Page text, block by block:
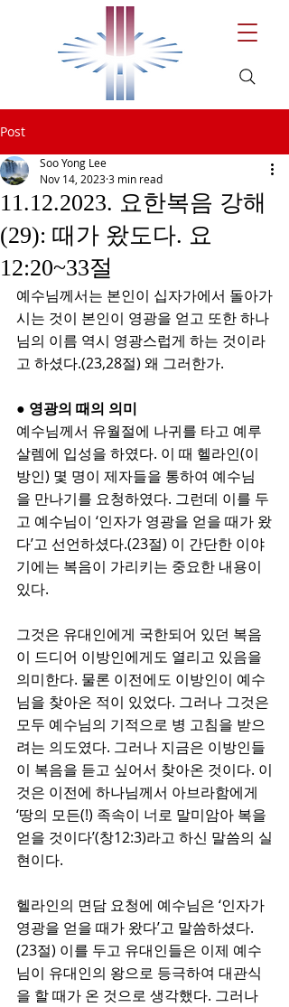
Post
11.12.2023. 요한복음 강해
(29): 때가 왔도다. 요
12:20~33절
Soo Yong Lee
Nov 14, 20233 min read
예수님께서는 본인이 십자가에서 돌아가
시는 것이 본인이 영광을 얻고 또한 하나
님의 이름 역시 영광스럽게 하는 것이라
고 하셨다.(23,28절) 왜 그러한가.
● 영광의 때의 의미
예수님께서 유월절에 나귀를 타고 예루
살렘에 입성을 하였다. 이 때 헬라인(이
방인) 몇 명이 제자들을 통하여 예수님
을 만나기를 요청하였다. 그런데 이를 두
고 예수님이 ‘인자가 영광을 얻을 때가 왔
다’고 선언하셨다.(23절) 이 간단한 이야
기에는 복음이 가리키는 중요한 내용이
있다.
그것은 유대인에게 국한되어 있던 복음
이 드디어 이방인에게도 열리고 있음을
의미한다. 물론 이전에도 이방인이 예수
님을 찾아온 적이 있었다. 그러나 그것은
모두 예수님의 기적으로 병 고침을 받으
려는 의도였다. 그러나 지금은 이방인들
이 복음을 듣고 싶어서 찾아온 것이다. 이
것은 이전에 하나님께서 아브라함에게
‘땅의 모든(!) 족속이 너로 말미암아 복을
얻을 것이다’(창12:3)라고 하신 말씀의 실
현이다.
헬라인의 면담 요청에 예수님은 ‘인자가
영광을 얻을 때가 왔다’고 말씀하셨다.
(23절) 이를 두고 유대인들은 이제 예수
님이 유대인의 왕으로 등극하여 대관식
을 할 때가 온 것으로 생각했다. 그러나